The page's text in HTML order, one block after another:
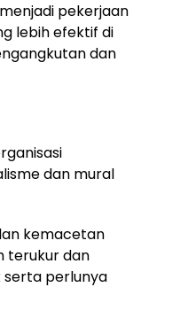
pekerjaan
lebih efektif di
dan
dan mural
kemacetan
terukur dan
serta perlunya